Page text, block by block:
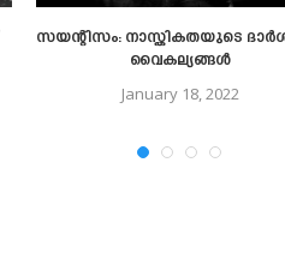
സയന്റിസം: നാസ്തികതയുടെ
വൈകല്യങ്ങൾ
January 18, 2022